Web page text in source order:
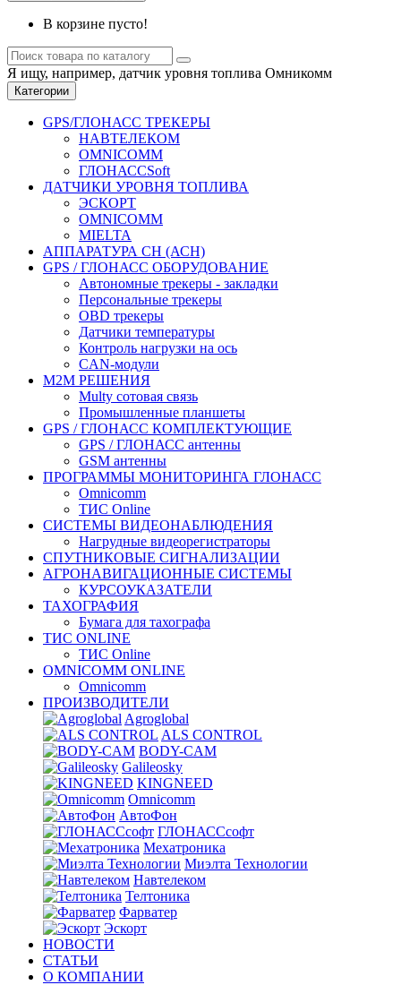
В корзине пусто!
Я ищу, например, датчик уровня топлива Омникомм
Категории
GPS/ГЛОНАСС ТРЕКЕРЫ
НАВТЕЛЕКОМ
OMNICOMM
ГЛОНАССSoft
ДАТЧИКИ УРОВНЯ ТОПЛИВА
ЭСКОРТ
OMNICOMM
MIELTA
АППАРАТУРА СН (АСН)
GPS / ГЛОНАСС ОБОРУДОВАНИЕ
Автономные трекеры - закладки
Персональные трекеры
OBD трекеры
Датчики температуры
Контроль нагрузки на ось
CAN-модули
М2М РЕШЕНИЯ
Multy сотовая связь
Промышленные планшеты
GPS / ГЛОНАСС КОМПЛЕКТУЮЩИЕ
GPS / ГЛОНАСС антенны
GSM антенны
ПРОГРАММЫ МОНИТОРИНГА ГЛОНАСС
Omnicomm
ТИС Online
СИСТЕМЫ ВИДЕОНАБЛЮДЕНИЯ
Нагрудные видеорегистраторы
СПУТНИКОВЫЕ СИГНАЛИЗАЦИИ
АГРОНАВИГАЦИОННЫЕ СИСТЕМЫ
КУРСОУКАЗАТЕЛИ
ТАХОГРАФИЯ
Бумага для тахографа
ТИС ONLINE
ТИС Online
OMNICOMM ONLINE
Omnicomm
ПРОИЗВОДИТЕЛИ
Agroglobal
ALS CONTROL
BODY-CAM
Galileosky
KINGNEED
Omnicomm
АвтоФон
ГЛОНАССсофт
Мехатроника
Миэлта Технологии
Навтелеком
Телтоника
Фарватер
Эскорт
НОВОСТИ
СТАТЬИ
О КОМПАНИИ